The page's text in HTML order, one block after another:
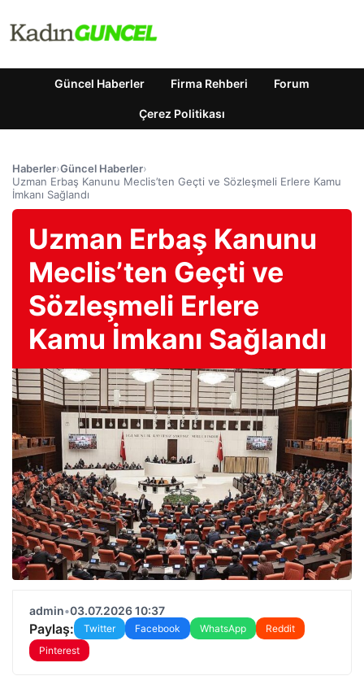
Güncel Haberler Firma Rehberi Forum
Çerez Politikası
Haberler›Güncel Haberler›
Uzman Erbaş Kanunu Meclis’ten Geçti ve Sözleşmeli Erlere Kamu
İmkanı Sağlandı
Uzman Erbaş Kanunu
Meclis’ten Geçti ve
Sözleşmeli Erlere
Kamu İmkanı Sağlandı
admin•03.07.2026 10:37
Paylaş: Twitter Facebook WhatsApp
Reddit
Pinterest